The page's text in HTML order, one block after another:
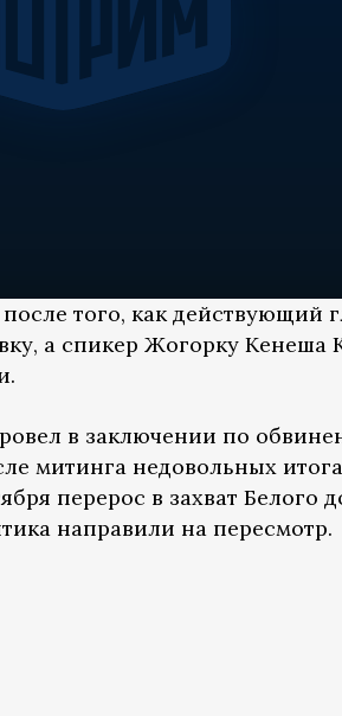
того, как действующий
а спикер Жогорку Кенеша
в заключении по
митинга недовольных
перерос в захват Белого
направили на пересмотр.